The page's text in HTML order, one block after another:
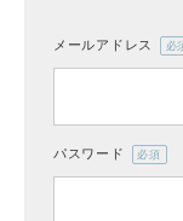
CATEGORY
ナチュラル服
メールアドレス
パスワード